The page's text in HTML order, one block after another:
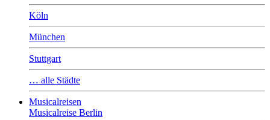
Köln
München
Stuttgart
… alle Städte
Musicalreisen
Musicalreise Berlin